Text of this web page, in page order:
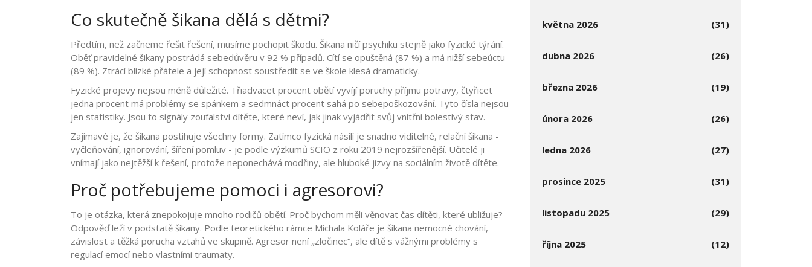
Co skutečně šikana dělá s dětmi?
Předtím, než začneme řešit řešení, musíme pochopit škodu. Šikana ničí psychiku stejně jako fyzické týrání.
Oběť pravidelné šikany postrádá sebedůvěru v 92 % případů. Cítí se opuštěná (87 %) a má nižší sebeúctu
(89 %). Ztrácí blízké přátele a její schopnost soustředit se ve škole klesá dramaticky.
Fyzické projevy nejsou méně důležité. Třiadvacet procent obětí vyvíjí poruchy příjmu potravy, čtyřicet
jedna procent má problémy se spánkem a sedmnáct procent sahá po sebepoškozování. Tyto čísla nejsou
jen statistiky. Jsou to signály zoufalství dítěte, které neví, jak jinak vyjádřit svůj vnitřní bolestivý stav.
Zajímavé je, že šikana postihuje všechny formy. Zatímco fyzická násilí je snadno viditelné, relační šikana -
vyčleňování, ignorování, šíření pomluv - je podle výzkumů SCIO z roku 2019 nejrozšířenější. Učitelé ji
vnímají jako nejtěžší k řešení, protože neponechává modřiny, ale hluboké jizvy na sociálním životě dítěte.
Proč potřebujeme pomoci i agresorovi?
To je otázka, která znepokojuje mnoho rodičů obětí. Proč bychom měli věnovat čas dítěti, které ubližuje?
Odpověď leží v podstatě šikany. Podle teoretického rámce Michala Koláře je šikana nemocné chování,
závislost a těžká porucha vztahů ve skupině. Agresor není „zločinec“, ale dítě s vážnými problémy s
regulací emocí nebo vlastními traumaty.
května 2026 (31)
dubna 2026 (26)
března 2026 (19)
února 2026 (26)
ledna 2026 (27)
prosince 2025 (31)
listopadu 2025 (29)
října 2025 (12)